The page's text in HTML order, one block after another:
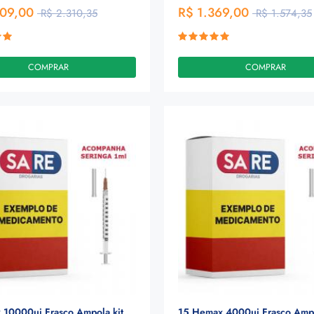
R$ 2.310,35
COMPRAR
R$ 1.369,00 R$ 1.574,35
COMPRAR